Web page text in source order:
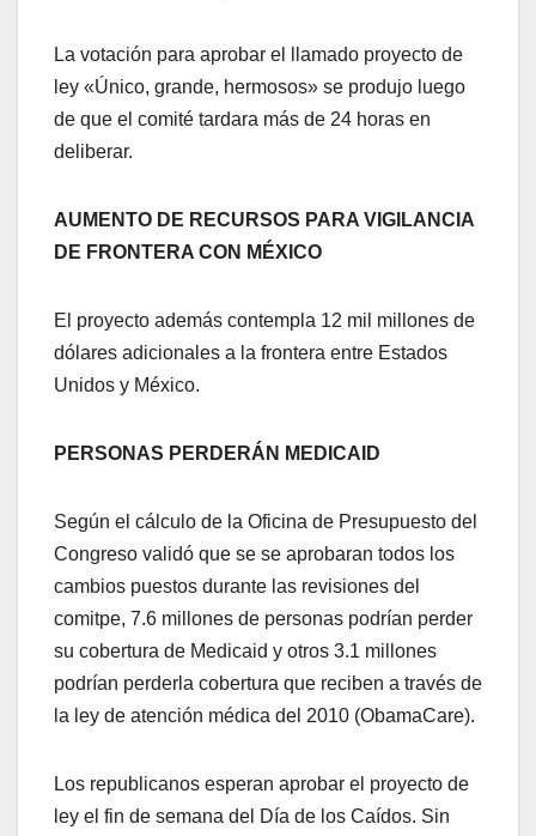
La votación para aprobar el llamado proyecto de
ley «Único, grande, hermosos» se produjo luego
de que el comité tardara más de 24 horas en
deliberar.
AUMENTO DE RECURSOS PARA VIGILANCIA
DE FRONTERA CON MÉXICO
El proyecto además contempla 12 mil millones de
dólares adicionales a la frontera entre Estados
Unidos y México.
PERSONAS PERDERÁN MEDICAID
Según el cálculo de la Oficina de Presupuesto del
Congreso validó que se se aprobaran todos los
cambios puestos durante las revisiones del
comitpe, 7.6 millones de personas podrían perder
su cobertura de Medicaid y otros 3.1 millones
podrían perderla cobertura que reciben a través de
la ley de atención médica del 2010 (ObamaCare).
Los republicanos esperan aprobar el proyecto de
ley el fin de semana del Día de los Caídos. Sin